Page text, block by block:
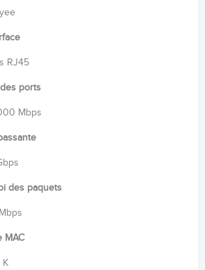
RJ45
ports
Mbps
des paquets
MAC
K